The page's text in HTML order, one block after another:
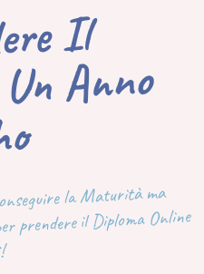
Il
Anno
la Maturità ma
prendere il Diploma Online